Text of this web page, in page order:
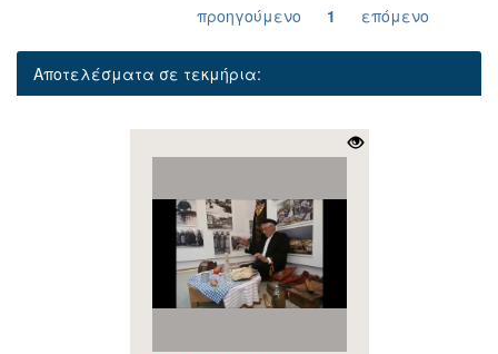
προηγούμενο 1 επόμενο
Αποτελέσματα σε τεκμήρια: